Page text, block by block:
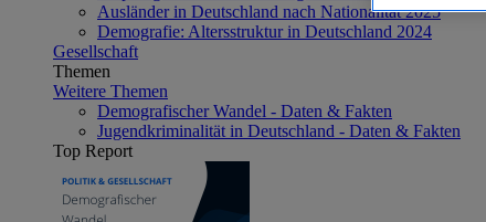
Ausländer in Deutschland nach Nationalität 2025
Demografie: Altersstruktur in Deutschland 2024
Gesellschaft
Themen
Weitere Themen
Demografischer Wandel - Daten & Fakten
Jugendkriminalität in Deutschland - Daten & Fakten
Top Report